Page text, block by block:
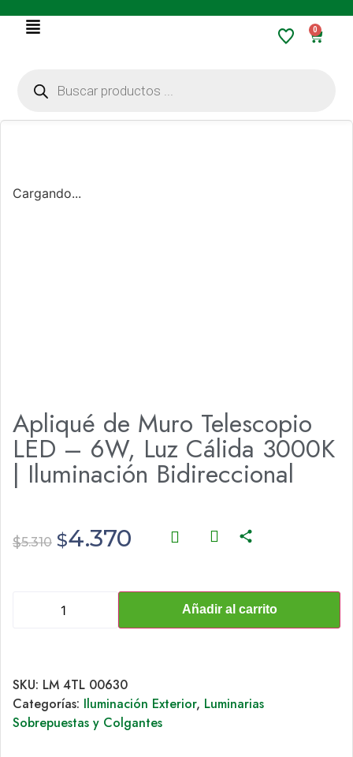
0
Cargando...
Apliqué de Muro Telescopio
LED – 6W, Luz Cálida 3000K
| Iluminación Bidireccional
$5.310 $4.370
Añadir al carrito
SKU: LM 4TL 00630
Categorías: Iluminación Exterior, Luminarias
Sobrepuestas y Colgantes